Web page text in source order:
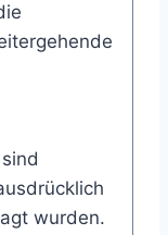
wurden.